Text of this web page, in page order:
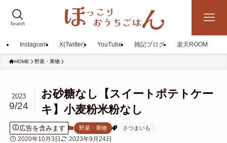
Search
Instagram X(Twitter) YouTube 雑記ブログ 楽天ROOM
HOME 野菜・果物
お砂糖なし【スイートポテトケー
キ】小麦粉米粉なし
2023
9/24
広告を含みます 野菜・果物 さつまいも
2020年10月3日 2023年9月24日